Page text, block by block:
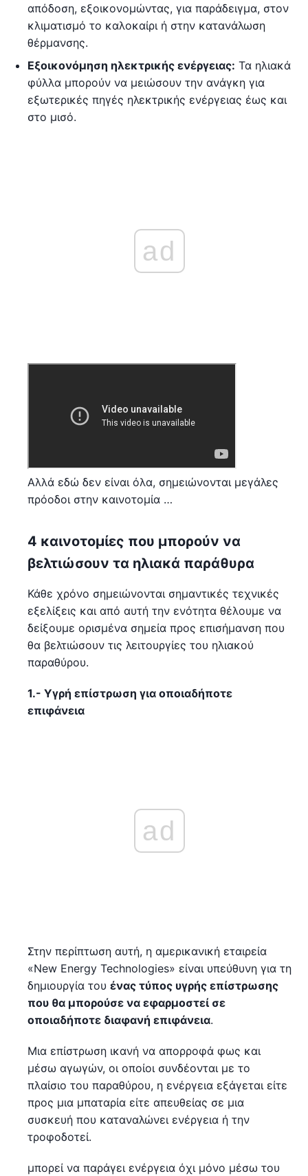
απόδοση, εξοικονομώντας, για παράδειγμα, στον
κλιματισμό το καλοκαίρι ή στην κατανάλωση
θέρμανσης.
Εξοικονόμηση ηλεκτρικής ενέργειας: Τα ηλιακά
φύλλα μπορούν να μειώσουν την ανάγκη για
εξωτερικές πηγές ηλεκτρικής ενέργειας έως και
στο μισό.
ad
Αλλά εδώ δεν είναι όλα, σημειώνονται μεγάλες
πρόοδοι στην καινοτομία …
4 καινοτομίες που μπορούν να
βελτιώσουν τα ηλιακά παράθυρα
Κάθε χρόνο σημειώνονται σημαντικές τεχνικές
εξελίξεις και από αυτή την ενότητα θέλουμε να
δείξουμε ορισμένα σημεία προς επισήμανση που
θα βελτιώσουν τις λειτουργίες του ηλιακού
παραθύρου.
1.- Υγρή επίστρωση για οποιαδήποτε
επιφάνεια
ad
Στην περίπτωση αυτή, η αμερικανική εταιρεία
«New Energy Technologies» είναι υπεύθυνη για τη
δημιουργία του ένας τύπος υγρής επίστρωσης
που θα μπορούσε να εφαρμοστεί σε
οποιαδήποτε διαφανή επιφάνεια.
Μια επίστρωση ικανή να απορροφά φως και
μέσω αγωγών, οι οποίοι συνδέονται με το
πλαίσιο του παραθύρου, η ενέργεια εξάγεται είτε
προς μια μπαταρία είτε απευθείας σε μια
συσκευή που καταναλώνει ενέργεια ή την
τροφοδοτεί.
μπορεί να παράγει ενέργεια όχι μόνο μέσω του